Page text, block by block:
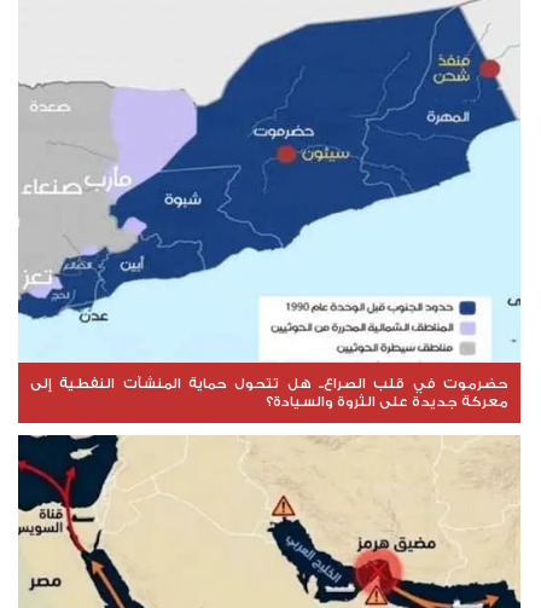
حضرموت في قلب الصراع.. هل تتحول حماية المنشآت النفطية إلى
معركة جديدة على الثروة والسيادة؟